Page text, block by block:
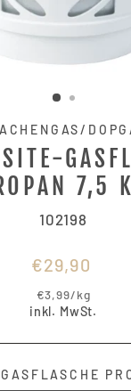
7,5
102198
Normaler
€29,90
€3,99/kg
inkl. MwSt.